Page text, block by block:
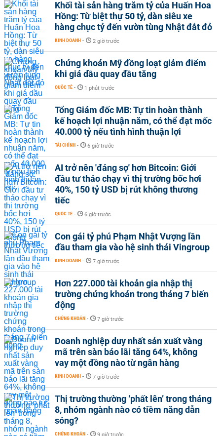
Khối tài sản hàng trăm tỷ của Huấn Hoa
Hồng: Từ biệt thự 50 tỷ, dàn siêu xe
hàng chục tỷ đến vườn tùng Nhật đắt đỏ
KINH DOANH - 2 giờ trước
Chứng khoán Mỹ đồng loạt giảm điểm
khi giá dầu quay đầu tăng
QUỐC TẾ - 1 phút trước
Tổng Giám đốc MB: Tự tin hoàn thành
kế hoạch lợi nhuận năm, có thể đạt mốc
40.000 tỷ nếu tình hình thuận lợi
TÀI CHÍNH - 6 giờ trước
AI trở nên 'đáng sợ' hơn Bitcoin: Giới
đầu tư tháo chạy vì thị trường bốc hơi
40%, 150 tỷ USD bị rút không thương
tiếc
QUỐC TẾ - 6 giờ trước
Con gái tỷ phú Phạm Nhật Vượng lần
đầu tham gia vào hệ sinh thái Vingroup
KINH DOANH - 7 giờ trước
Hơn 227.000 tài khoản gia nhập thị
trường chứng khoán trong tháng 7 biến
động
CHỨNG KHOÁN - 7 giờ trước
Doanh nghiệp duy nhất sản xuất vàng
mã trên sàn báo lãi tăng 64%, không
vay một đồng nào từ ngân hàng
KINH DOANH - 7 giờ trước
Thị trường thường ‘phất lên’ trong tháng
8, nhóm ngành nào có tiềm năng dẫn
sóng?
CHỨNG KHOÁN -